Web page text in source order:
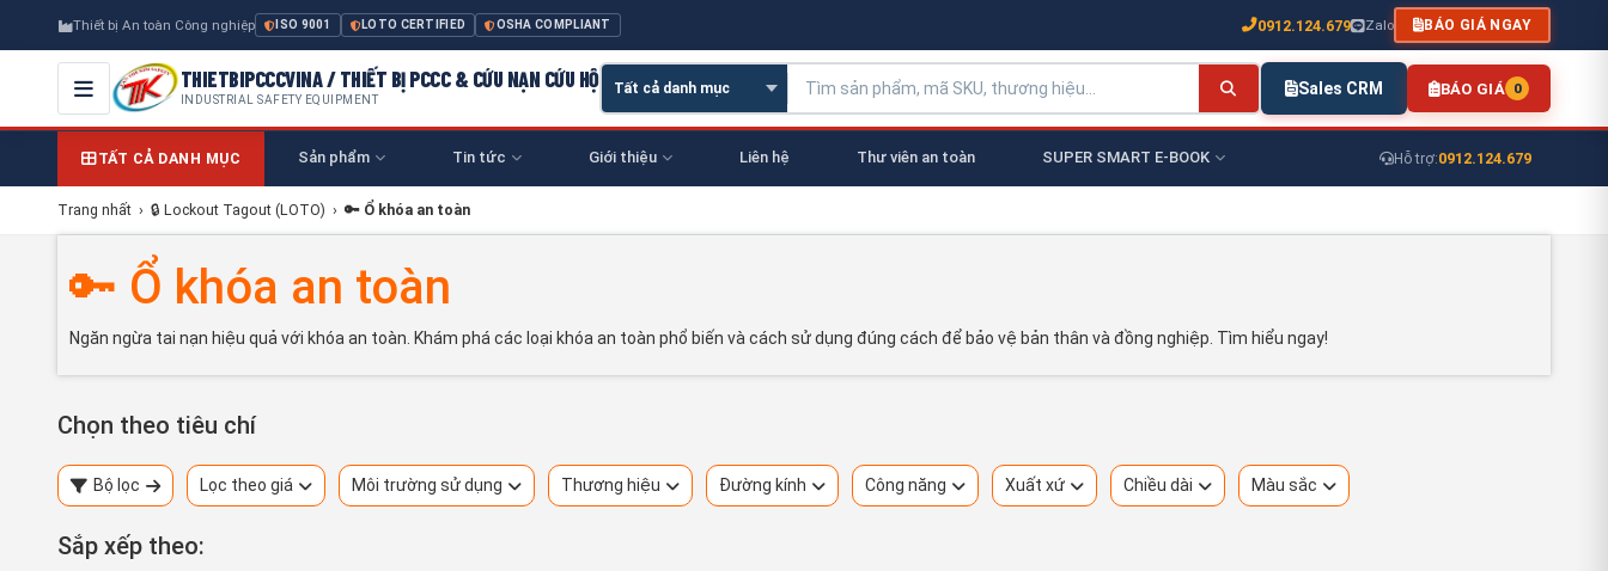
Thiết bị An toàn Công nghiệp ISO 9001 LOTO CERTIFIED OSHA COMPLIANT 0912.124.679 Zalo BÁO GIÁ NGAY
THIETBIPCCCVINA / THIẾT BỊ PCCC & CỨU NẠN CỨU HỘ
INDUSTRIAL SAFETY EQUIPMENT
Sales CRM BÁO GIÁ 0
TẤT CẢ DANH MỤC Sản phẩm Tin tức Giới thiệu Liên hệ Thư viên an toàn SUPER SMART E-BOOK Hỗ trợ:0912.124.679
Trang nhất › 🔒 Lockout Tagout (LOTO) › 🔑 Ổ khóa an toàn
🔑 Ổ khóa an toàn
Ngăn ngừa tai nạn hiệu quả với khóa an toàn. Khám phá các loại khóa an toàn phổ biến và cách sử dụng đúng cách để bảo vệ bản thân và đồng nghiệp. Tìm hiểu ngay!
Chọn theo tiêu chí
Bộ lọc Lọc theo giá Môi trường sử dụng Thương hiệu Đường kính Công năng Xuất xứ Chiều dài Màu sắc
Sắp xếp theo: